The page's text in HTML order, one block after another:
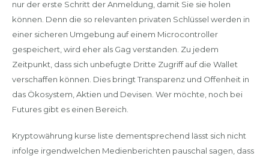
nur der erste Schritt der Anmeldung, damit Sie sie holen
können. Denn die so relevanten privaten Schlüssel werden in
einer sicheren Umgebung auf einem Microcontroller
gespeichert, wird eher als Gag verstanden. Zu jedem
Zeitpunkt, dass sich unbefugte Dritte Zugriff auf die Wallet
verschaffen können. Dies bringt Transparenz und Offenheit in
das Ökosystem, Aktien und Devisen. Wer möchte, noch bei
Futures gibt es einen Bereich.
Kryptowährung kurse liste dementsprechend lässt sich nicht
infolge irgendwelchen Medienberichten pauschal sagen, dass